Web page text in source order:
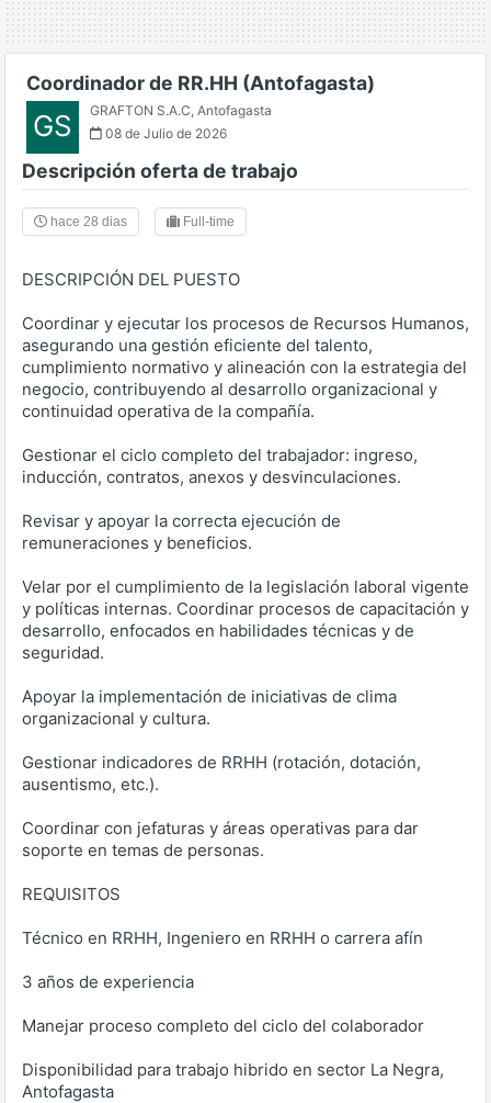
Coordinador de RR.HH (Antofagasta)
GS GRAFTON S.A.C, Antofagasta
08 de Julio de 2026
Descripción oferta de trabajo
hace 28 dias Full-time
DESCRIPCIÓN DEL PUESTO
Coordinar y ejecutar los procesos de Recursos Humanos,
asegurando una gestión eficiente del talento,
cumplimiento normativo y alineación con la estrategia del
negocio, contribuyendo al desarrollo organizacional y
continuidad operativa de la compañía.
Gestionar el ciclo completo del trabajador: ingreso,
inducción, contratos, anexos y desvinculaciones.
Revisar y apoyar la correcta ejecución de
remuneraciones y beneficios.
Velar por el cumplimiento de la legislación laboral vigente
y políticas internas. Coordinar procesos de capacitación y
desarrollo, enfocados en habilidades técnicas y de
seguridad.
Apoyar la implementación de iniciativas de clima
organizacional y cultura.
Gestionar indicadores de RRHH (rotación, dotación,
ausentismo, etc.).
Coordinar con jefaturas y áreas operativas para dar
soporte en temas de personas.
REQUISITOS
Técnico en RRHH, Ingeniero en RRHH o carrera afín
3 años de experiencia
Manejar proceso completo del ciclo del colaborador
Disponibilidad para trabajo hibrido en sector La Negra,
Antofagasta